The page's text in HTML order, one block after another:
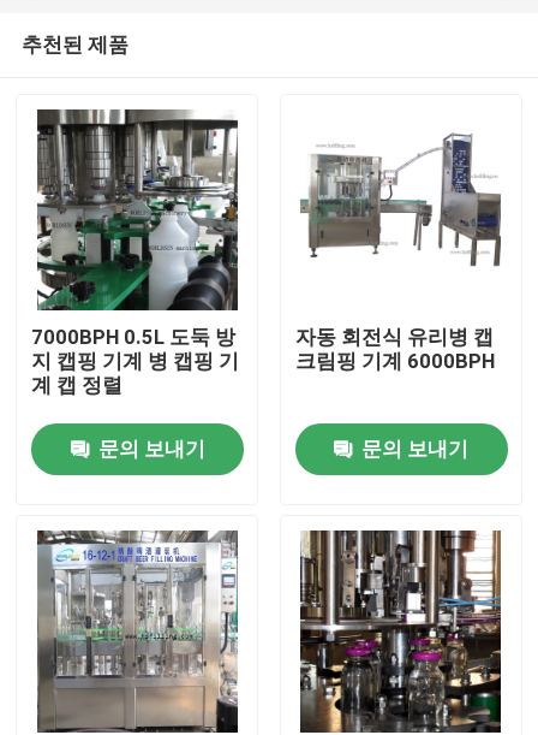
집
제품
우리에 대하여
공장 여행
추천된 제품
7000BPH 0.5L 도둑 방
지 캡핑 기계 병 캡핑 기
계 캡 정렬
문의 보내기
자동 회전식 유리병 캡
크림핑 기계 6000BPH
문의 보내기